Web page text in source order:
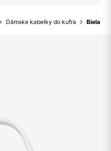
Dámske kabelky do kufra Biela